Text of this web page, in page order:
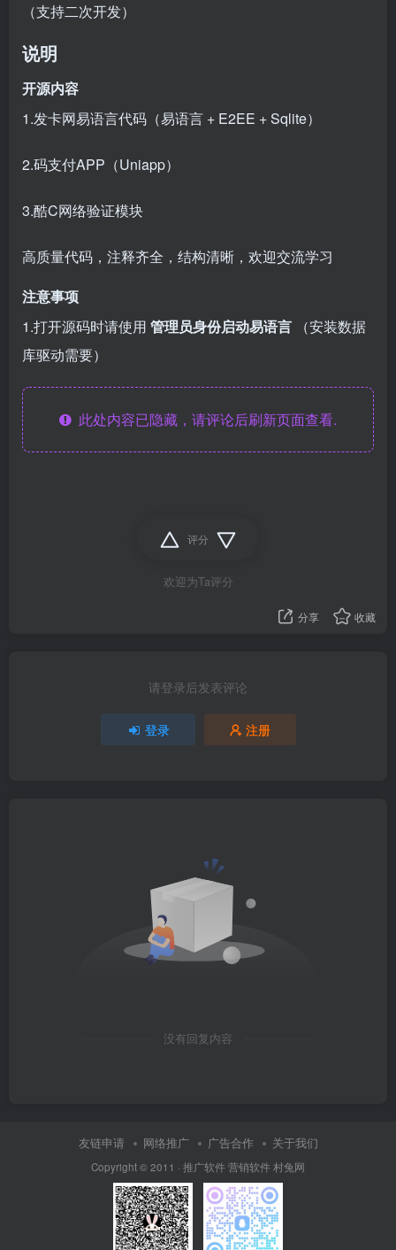
（支持二次开发）
说明
开源内容
1.发卡网易语言代码（易语言 + E2EE + Sqlite）
2.码支付APP（Uniapp）
3.酷C网络验证模块
高质量代码，注释齐全，结构清晰，欢迎交流学习
注意事项
1.打开源码时请使用 管理员身份启动易语言
（安装数据
库驱动需要）
此处内容已隐藏，请评论后刷新页面查看.
评分
欢迎为Ta评分
分享 收藏
请登录后发表评论
登录 注册
没有回复内容
友链申请 网络推广 广告合作 关于我们
Copyright © 2011 · 推广软件营销软件村兔网